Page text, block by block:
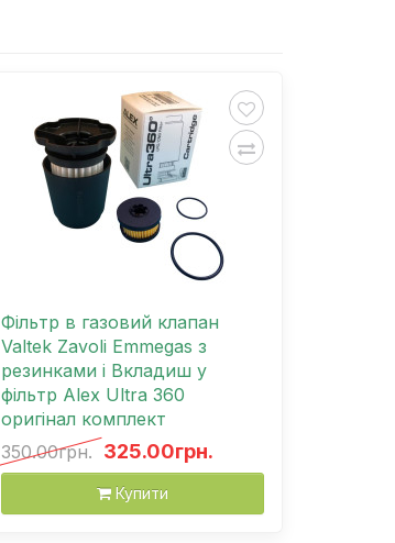
Фільтр в газовий клапан
Valtek Zavoli Emmegas з
резинками і Вкладиш у
фільтр Alex Ultra 360
оригінал комплект
350.00грн. 325.00грн.
Купити